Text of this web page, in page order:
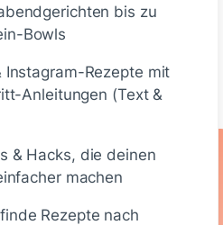
bis zu
Bowls
Instagram-Rezepte mit
Anleitungen (Text &
& Hacks, die deinen
machen
Rezepte nach